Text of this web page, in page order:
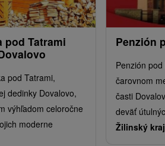
pod Tatrami
pod Tatrami,
dedinky Dovalovo,
výhľadom celoročne
moderne
Penzión
Penzión
čarovnom
časti
deväť
Žilinský